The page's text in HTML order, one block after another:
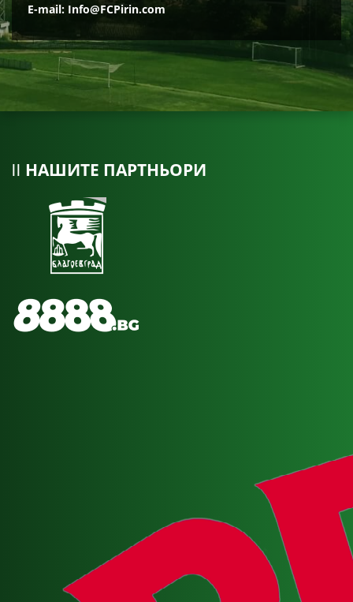
E-mail: Info@FCPirin.com
НАШИТЕ ПАРТНЬОРИ